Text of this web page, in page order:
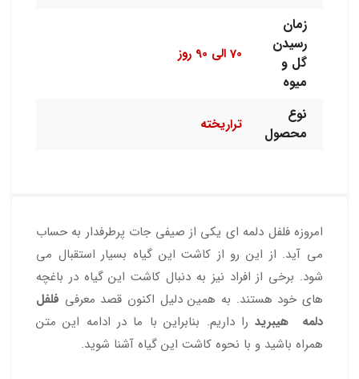
زمان
رسیدن
گل و
میوه
70 الی 90 روز
نوع
محصول
تراریخته
امروزه فلفل دلمه ای یکی از صیفی جات پرطرفدار به حساب
می آید. از این رو از کاشت این گیاه بسیار استقبال می
شود. برخی از افراد نیز به دنبال کاشت این گیاه در باغچه
های خود هستند. به همین دلیل اکنون قصد معرفی فلفل
دلمه هیبریدرا داریم. بنابراین با ما در ادامه این متن
همراه باشید و با نحوه کاشت این گیاه آشنا شوید.